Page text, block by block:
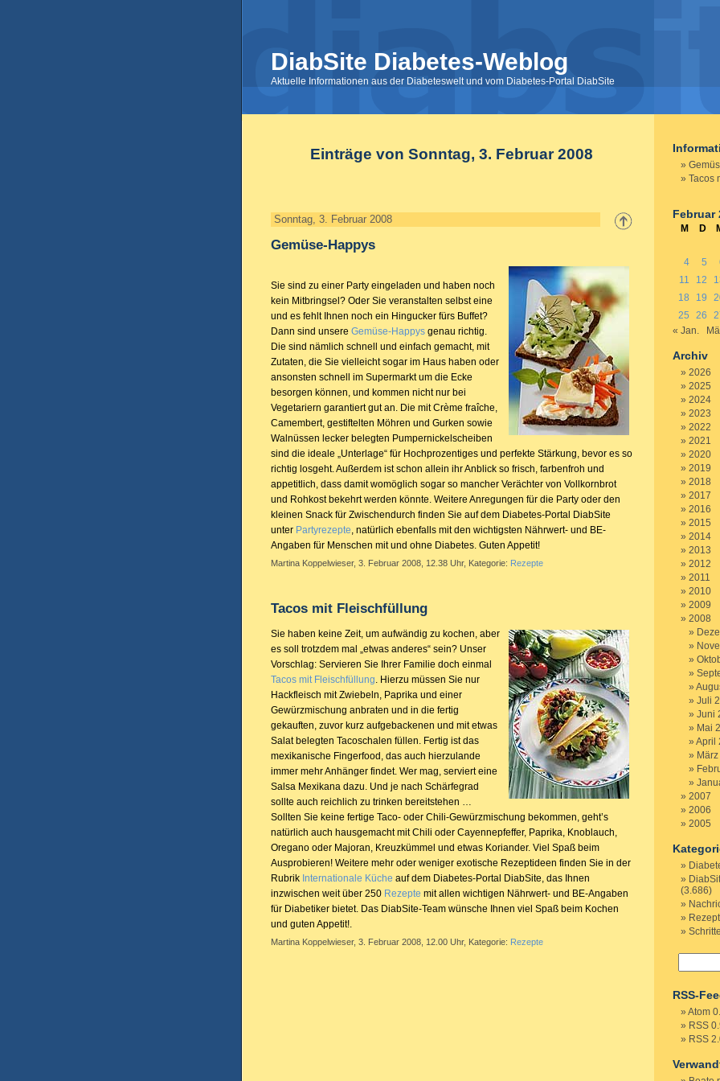
DiabSite Diabetes-Weblog
Aktuelle Informationen aus der Diabeteswelt und vom Diabetes-Portal DiabSite
Einträge von Sonntag, 3. Februar 2008
Sonntag, 3. Februar 2008
Gemüse-Happys
Sie sind zu einer Party eingeladen und haben noch
kein Mitbringsel? Oder Sie veranstalten selbst eine
und es fehlt Ihnen noch ein Hingucker fürs Buffet?
Dann sind unsere Gemüse-Happys genau richtig.
Die sind nämlich schnell und einfach gemacht, mit
Zutaten, die Sie vielleicht sogar im Haus haben oder
ansonsten schnell im Supermarkt um die Ecke
besorgen können, und kommen nicht nur bei
Vegetariern garantiert gut an. Die mit Crème fraîche,
Camembert, gestiftelten Möhren und Gurken sowie
Walnüssen lecker belegten Pumpernickelscheiben
sind die ideale „Unterlage“ für Hochprozentiges und perfekte Stärkung, bevor es so
richtig losgeht. Außerdem ist schon allein ihr Anblick so frisch, farbenfroh und
appetitlich, dass damit womöglich sogar so mancher Verächter von Vollkornbrot
und Rohkost bekehrt werden könnte. Weitere Anregungen für die Party oder den
kleinen Snack für Zwischendurch finden Sie auf dem Diabetes-Portal DiabSite
unter Partyrezepte, natürlich ebenfalls mit den wichtigsten Nährwert- und BE-
Angaben für Menschen mit und ohne Diabetes. Guten Appetit!
Martina Koppelwieser, 3. Februar 2008, 12.38 Uhr, Kategorie: Rezepte
Tacos mit Fleischfüllung
Sie haben keine Zeit, um aufwändig zu kochen, aber
es soll trotzdem mal „etwas anderes“ sein? Unser
Vorschlag: Servieren Sie Ihrer Familie doch einmal
Tacos mit Fleischfüllung. Hierzu müssen Sie nur
Hackfleisch mit Zwiebeln, Paprika und einer
Gewürzmischung anbraten und in die fertig
gekauften, zuvor kurz aufgebackenen und mit etwas
Salat belegten Tacoschalen füllen. Fertig ist das
mexikanische Fingerfood, das auch hierzulande
immer mehr Anhänger findet. Wer mag, serviert eine
Salsa Mexikana dazu. Und je nach Schärfegrad
sollte auch reichlich zu trinken bereitstehen …
Sollten Sie keine fertige Taco- oder Chili-Gewürzmischung bekommen, geht’s
natürlich auch hausgemacht mit Chili oder Cayennepfeffer, Paprika, Knoblauch,
Oregano oder Majoran, Kreuzkümmel und etwas Koriander. Viel Spaß beim
Ausprobieren! Weitere mehr oder weniger exotische Rezeptideen finden Sie in der
Rubrik Internationale Küche auf dem Diabetes-Portal DiabSite, das Ihnen
inzwischen weit über 250 Rezepte mit allen wichtigen Nährwert- und BE-Angaben
für Diabetiker bietet. Das DiabSite-Team wünsche Ihnen viel Spaß beim Kochen
und guten Appetit!.
Martina Koppelwieser, 3. Februar 2008, 12.00 Uhr, Kategorie: Rezepte
Tacos
Februar
M D
4
5
11
12
18
19
25
26
« Jan.
Archiv
2026
2025
2024
2023
2022
2021
2020
2019
2018
2017
2016
2015
2014
2013
2012
2011
2010
2009
2008
Juli
Juni
Mai
April
2007
2006
2005
(3.686)
RSS-
Atom
RSS
RSS